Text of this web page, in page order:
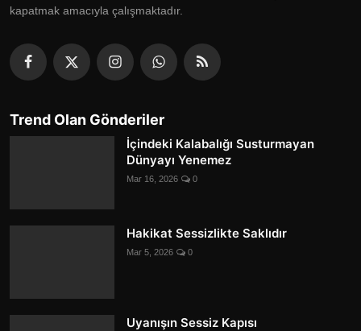
kapatmak amacıyla çalışmaktadır.
Trend Olan Gönderiler
İçindeki Kalabalığı Susturmayan
Dünyayı Yenemez
Mar 16, 2026 0
Hakikat Sessizlikte Saklıdır
Mar 5, 2026 0
Uyanışın Sessiz Kapısı